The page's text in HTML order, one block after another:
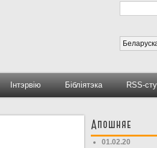
Інтэрвію Бібліятэка RSS-
Апошняе
01.02.20